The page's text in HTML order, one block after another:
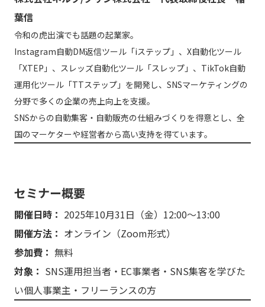
葉信
令和の虎出演でも話題の起業家。
Instagram自動DM返信ツール「iステップ」、X自動化ツール
「XTEP」、スレッズ自動化ツール「スレップ」、TikTok自動
運用化ツール「TTステップ」を開発し、SNSマーケティングの
分野で多くの企業の売上向上を支援。
SNSからの自動集客・自動販売の仕組みづくりを得意とし、全
国のマーケターや経営者から高い支持を得ています。
セミナー概要
開催日時： 2025年10月31日（金）12:00〜13:00
開催方法： オンライン（Zoom形式）
参加費： 無料
対象： SNS運用担当者・EC事業者・SNS集客を学びた
い個人事業主・フリーランスの方